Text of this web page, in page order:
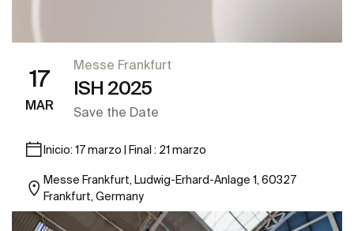
17
MAR
Messe Frankfurt
ISH 2025
Save the Date
Inicio: 17 marzo | Final : 21 marzo
Messe Frankfurt, Ludwig-Erhard-Anlage 1, 60327
Frankfurt, Germany